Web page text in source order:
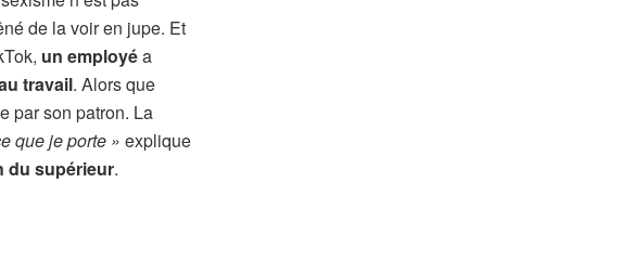
de la voir en jupe. Et
un employéa
travail. Alors que
par son patron. La
que je porte » explique
du supérieur.